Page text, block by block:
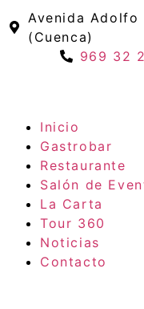
Avenida Adolfo
(Cuenca)
969 32
Inicio
Gastrobar
Restaurante
Salón de
La Carta
Tour 360
Noticias
Contacto